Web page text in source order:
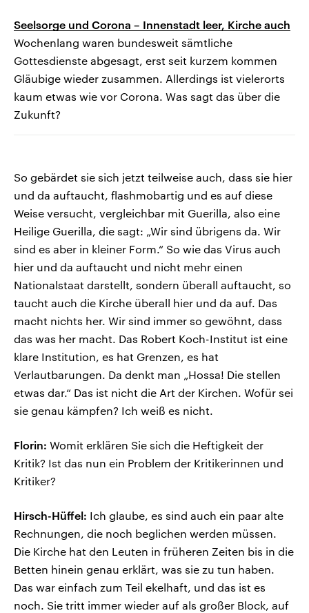
Seelsorge und Corona – Innenstadt leer, Kirche auch
Wochenlang waren bundesweit sämtliche
Gottesdienste abgesagt, erst seit kurzem kommen
Gläubige wieder zusammen. Allerdings ist vielerorts
kaum etwas wie vor Corona. Was sagt das über die
Zukunft?
So gebärdet sie sich jetzt teilweise auch, dass sie hier
und da auftaucht, flashmobartig und es auf diese
Weise versucht, vergleichbar mit Guerilla, also eine
Heilige Guerilla, die sagt: „Wir sind übrigens da. Wir
sind es aber in kleiner Form.“ So wie das Virus auch
hier und da auftaucht und nicht mehr einen
Nationalstaat darstellt, sondern überall auftaucht, so
taucht auch die Kirche überall hier und da auf. Das
macht nichts her. Wir sind immer so gewöhnt, dass
das was her macht. Das Robert Koch-Institut ist eine
klare Institution, es hat Grenzen, es hat
Verlautbarungen. Da denkt man „Hossa! Die stellen
etwas dar.“ Das ist nicht die Art der Kirchen. Wofür sei
sie genau kämpfen? Ich weiß es nicht.
Florin: Womit erklären Sie sich die Heftigkeit der
Kritik? Ist das nun ein Problem der Kritikerinnen und
Kritiker?
Hirsch-Hüffel: Ich glaube, es sind auch ein paar alte
Rechnungen, die noch beglichen werden müssen.
Die Kirche hat den Leuten in früheren Zeiten bis in die
Betten hinein genau erklärt, was sie zu tun haben.
Das war einfach zum Teil ekelhaft, und das ist es
noch. Sie tritt immer wieder auf als großer Block, auf